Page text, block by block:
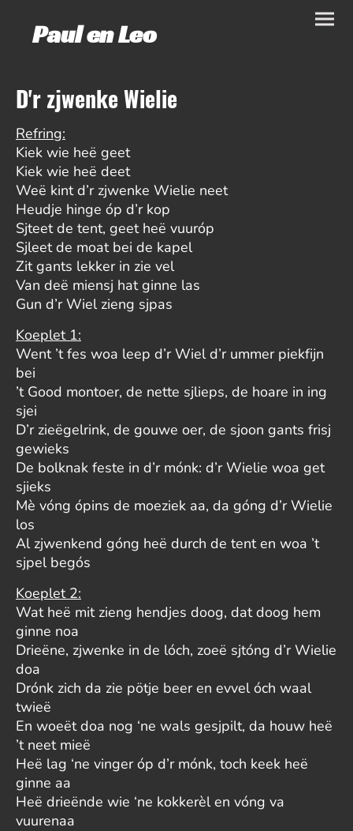
Paul en Leo
D'r zjwenke Wielie
Refring:
Kiek wie heë geet
Kiek wie heë deet
Weë kint d’r zjwenke Wielie neet
Heudje hinge óp d’r kop
Sjteet de tent, geet heë vuuróp
Sjleet de moat bei de kapel
Zit gants lekker in zie vel
Van deë miensj hat ginne las
Gun d’r Wiel zieng sjpas
Koeplet 1:
Went ’t fes woa leep d’r Wiel d’r ummer piekfijn
bei
’t Good montoer, de nette sjlieps, de hoare in ing
sjei
D’r zieëgelrink, de gouwe oer, de sjoon gants frisj
gewieks
De bolknak feste in d’r mónk: d’r Wielie woa get
sjieks
Mè vóng ópins de moeziek aa, da góng d’r Wielie
los
Al zjwenkend góng heë durch de tent en woa ’t
sjpel begós
Koeplet 2:
Wat heë mit zieng hendjes doog, dat doog hem
ginne noa
Drieëne, zjwenke in de lóch, zoeë sjtóng d’r Wielie
doa
Drónk zich da zie pötje beer en evvel óch waal
twieë
En woeët doa nog ‘ne wals gesjpilt, da houw heë
’t neet mieë
Heë lag ‘ne vinger óp d’r mónk, toch keek heë
ginne aa
Heë drieënde wie ‘ne kokkerèl en vóng va
vuurenaa